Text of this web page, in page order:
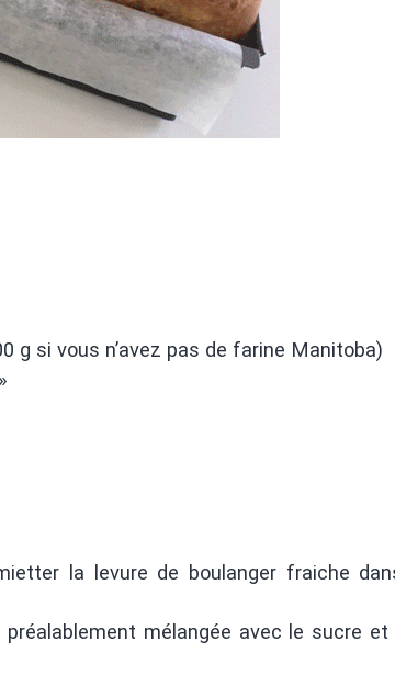
g si vous n’avez pas de farine Manitoba)
la levure de boulanger fraiche
mélangée avec le sucre et